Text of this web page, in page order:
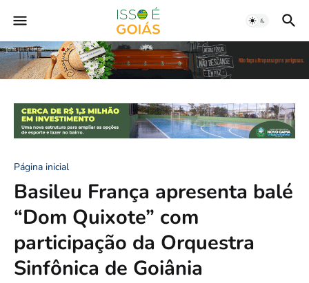
Página inicial
Basileu França apresenta balé
“Dom Quixote” com
participação da Orquestra
Sinfônica de Goiânia